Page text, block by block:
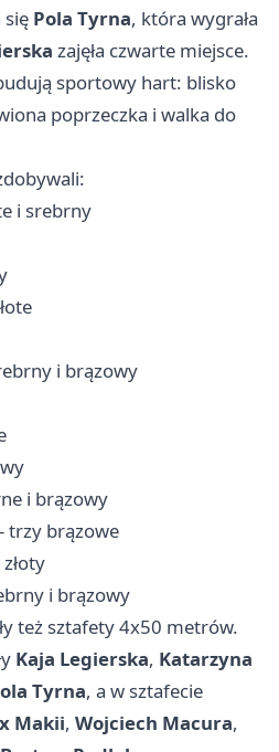
się Pola Tyrna, która wygrała
zajęła czwarte miejsce.
sportowy hart: blisko
poprzeczka i walka do
i srebrny
i brązowy
i brązowy
trzy brązowe
złoty
i brązowy
też sztafety 4x50 metrów.
Kaja Legierska, Katarzyna
Tyrna, a w sztafecie
Makii, Wojciech Macura,